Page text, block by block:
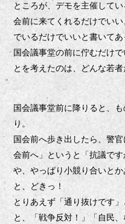
ところが、デモを主催して
会前に来てくれるだけでい
でいるだけでいいと書いてあ
国会議事堂の前に佇むだけ
とを考えたのは、どんな若
国会議事堂前に降りると、
り。
国会前へ歩き出したら、警
会前へ」というと「抗議です
や、やっぱり小競り合いと
と、どきっ！
とりあえず「通り抜けです
と、「戦争反対！」「自民